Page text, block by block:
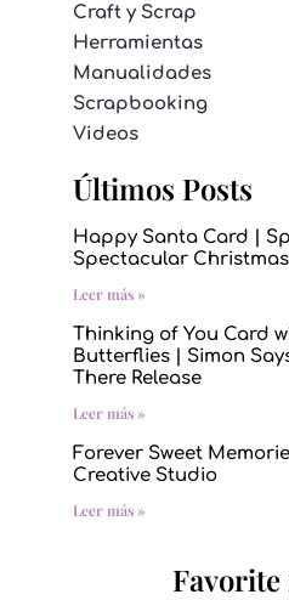
Craft y Scrap
Herramientas
Manualidades
Scrapbooking
Videos
Últimos Posts
Happy Santa Card |
Spectacular Christmas
Leer más »
Thinking of You Card
Butterflies | Simon
There Release
Leer más »
Forever Sweet
Creative Studio
Leer más »
Favorite